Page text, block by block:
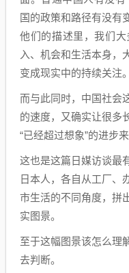
国的政策和路径有没有
他们的描述里，我们
入、机会和生活本身，
变成现实中的持续关注。
而与此同时，中国社会
的速度，又确实让很多
“已经超过想象”的进步来
这也是这篇日媒访谈最
日本人，各自从工厂、
市生活的不同角度，拼
实图景。
至于这幅图景该怎么理
去判断。